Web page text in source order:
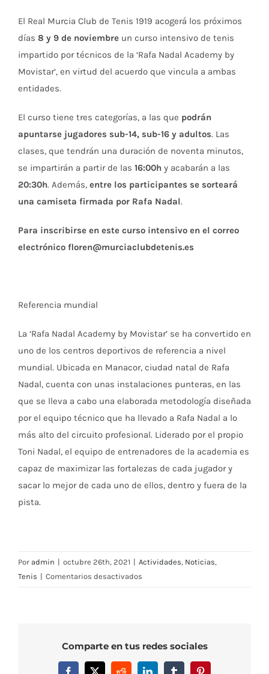
El Real Murcia Club de Tenis 1919 acogerá los próximos
días 8 y 9 de noviembre un curso intensivo de tenis
impartido por técnicos de la ‘Rafa Nadal Academy by
Movistar’, en virtud del acuerdo que vincula a ambas
entidades.
El curso tiene tres categorías, a las que podrán
apuntarse jugadores sub-14, sub-16 y adultos. Las
clases, que tendrán una duración de noventa minutos,
se impartirán a partir de las 16:00h y acabarán a las
20:30h. Además, entre los participantes se sorteará
una camiseta firmada por Rafa Nadal.
Para inscribirse en este curso intensivo en el correo
electrónico floren@murciaclubdetenis.es
Referencia mundial
La ‘Rafa Nadal Academy by Movistar’ se ha convertido en
uno de los centros deportivos de referencia a nivel
mundial. Ubicada en Manacor, ciudad natal de Rafa
Nadal, cuenta con unas instalaciones punteras, en las
que se lleva a cabo una elaborada metodología diseñada
por el equipo técnico que ha llevado a Rafa Nadal a lo
más alto del circuito profesional. Liderado por el propio
Toni Nadal, el equipo de entrenadores de la academia es
capaz de maximizar las fortalezas de cada jugador y
sacar lo mejor de cada uno de ellos, dentro y fuera de la
pista.
Por admin | octubre 26th, 2021 | Actividades, Noticias,
Tenis | Comentarios desactivados
Nadal
Academy
Comparte en tus redes sociales